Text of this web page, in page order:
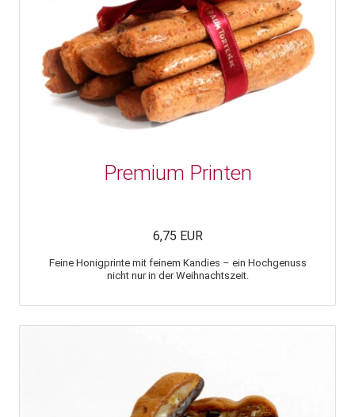
Premium Printen
6,75 EUR
Feine Honigprinte mit feinem Kandies – ein Hochgenuss
nicht nur in der Weihnachtszeit.